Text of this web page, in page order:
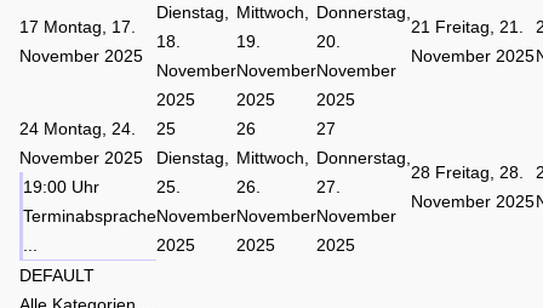
17 Montag, 17.
November 2025
Dienstag,
18.
November
2025
Mittwoch,
19.
November
2025
Donnerstag,
20.
November
2025
21 Freitag, 21.
November 2025
24 Montag, 24.
November 2025
19:00 Uhr
Terminabsprache
25
Dienstag,
25.
November
2025
26
Mittwoch,
26.
November
2025
27
Donnerstag,
27.
November
2025
28 Freitag, 28.
November 2025
DEFAULT